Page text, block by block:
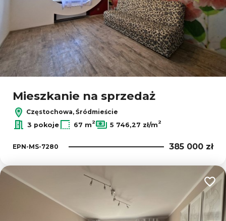
Mieszkanie na sprzedaż
Częstochowa, Śródmieście
3 pokoje
67 m2 5 746,27 zł/m2
EPN-MS-7280 385 000 zł